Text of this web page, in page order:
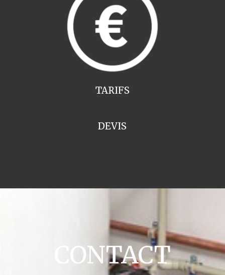
TARIFS
DEVIS
CONTACT